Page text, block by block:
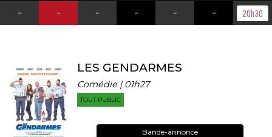
-
- - - - - 20h30
LES GENDARMES
Comédie | 01h27
TOUT PUBLIC
Bande-annonce